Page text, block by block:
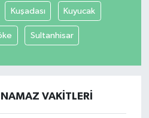
Kuşadası Kuyucak
Sultanhisar
VAKITLERI